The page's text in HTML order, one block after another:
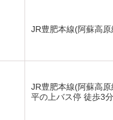
JR豊肥本線(阿蘇高
JR豊肥本線(阿蘇高
平の上バス停 徒歩3分